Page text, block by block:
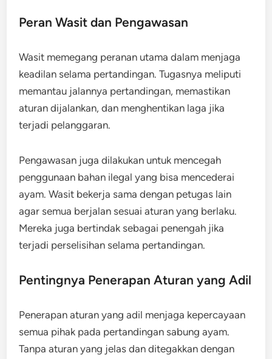
Peran Wasit dan Pengawasan
Wasit memegang peranan utama dalam menjaga
keadilan selama pertandingan. Tugasnya meliputi
memantau jalannya pertandingan, memastikan
aturan dijalankan, dan menghentikan laga jika
terjadi pelanggaran.
Pengawasan juga dilakukan untuk mencegah
penggunaan bahan ilegal yang bisa mencederai
ayam. Wasit bekerja sama dengan petugas lain
agar semua berjalan sesuai aturan yang berlaku.
Mereka juga bertindak sebagai penengah jika
terjadi perselisihan selama pertandingan.
Pentingnya Penerapan Aturan yang Adil
Penerapan aturan yang adil menjaga kepercayaan
semua pihak pada pertandingan sabung ayam.
Tanpa aturan yang jelas dan ditegakkan dengan